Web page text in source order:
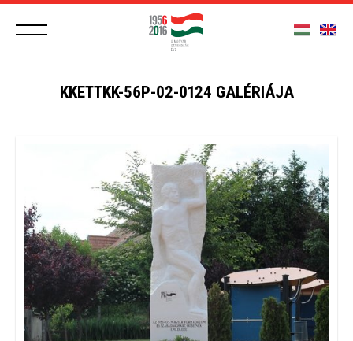
KKETTKK-56P-02-0124 GALÉRIÁJA